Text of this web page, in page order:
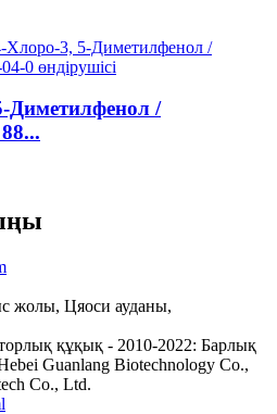
Диметилфенол /
жолы, Цяоси ауданы,
құқық - 2010-2022: Барлық
Guanlang Biotechnology Co.,
Co., Ltd.